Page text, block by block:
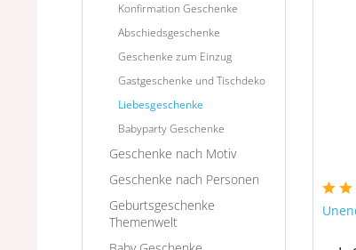
Konfirmation Geschenke
Abschiedsgeschenke
Geschenke zum Einzug
Gastgeschenke und Tischdeko
Liebesgeschenke
Babyparty Geschenke
Geschenke nach Motiv
Geschenke nach Personen
Geburtsgeschenke
Themenwelt